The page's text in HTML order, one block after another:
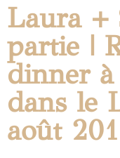
Laura +
partie |
dinner à
dans le
août